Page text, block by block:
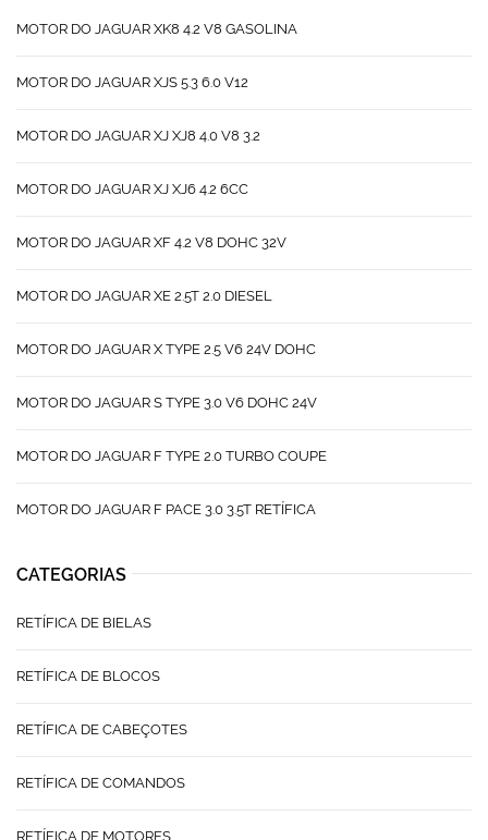
MOTOR DO JAGUAR XK8 4.2 V8 GASOLINA
MOTOR DO JAGUAR XJS 5.3 6.0 V12
MOTOR DO JAGUAR XJ XJ8 4.0 V8 3.2
MOTOR DO JAGUAR XJ XJ6 4.2 6CC
MOTOR DO JAGUAR XF 4.2 V8 DOHC 32V
MOTOR DO JAGUAR XE 2.5T 2.0 DIESEL
MOTOR DO JAGUAR X TYPE 2.5 V6 24V DOHC
MOTOR DO JAGUAR S TYPE 3.0 V6 DOHC 24V
MOTOR DO JAGUAR F TYPE 2.0 TURBO COUPE
MOTOR DO JAGUAR F PACE 3.0 3.5T RETÍFICA
CATEGORIAS
RETÍFICA DE BIELAS
RETÍFICA DE BLOCOS
RETÍFICA DE CABEÇOTES
RETÍFICA DE COMANDOS
RETÍFICA DE MOTORES